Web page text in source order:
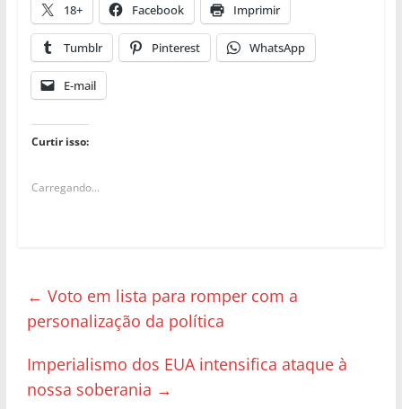
18+ Facebook Imprimir
Tumblr Pinterest WhatsApp
E-mail
Curtir isso:
Carregando...
← Voto em lista para romper com a
personalização da política
Imperialismo dos EUA intensifica ataque à
nossa soberania →